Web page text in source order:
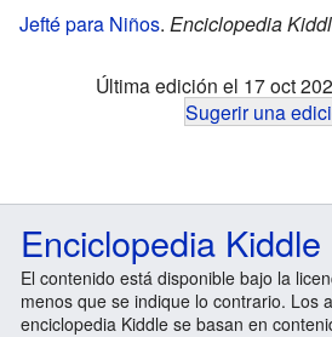
Jefté para Niños. Enciclopedia
Última edición el 17 oct
Sugerir una
Enciclopedia Kiddle
El contenido está disponible bajo la
menos que se indique lo contrario. Los
enciclopedia Kiddle se basan en